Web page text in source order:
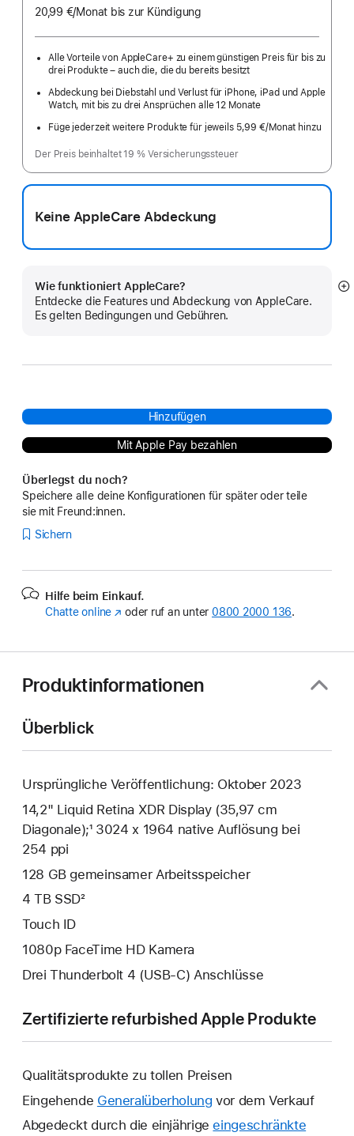
20,99 €/Monat pro
bis zur Kündigung
Alle Vorteile von AppleCare+ zu einem günstigen Preis für bis zu
drei Produkte – auch die, die du bereits besitzt
Abdeckung bei Diebstahl und Verlust für iPhone, iPad und Apple
Watch, mit bis zu drei Ansprüchen alle 12 Monate
Füge jederzeit weitere Produkte für jeweils 5,99 €/Monat hinzu
Der Preis beinhaltet 19 % Versicherungssteuer
Keine AppleCare Abdeckung
Wie funktioniert AppleCare?
Entdecke die Features und Abdeckung von AppleCare.
Es gelten Bedingungen und Gebühren.
Hinzufügen
Mit Apple Pay bezahlen
Überlegst du noch?
Speichere alle deine Konfigurationen für später oder teile
sie mit Freund:innen.
Sichern
Hilfe beim Einkauf.
Chatte online (Öffnet
oder ruf an unter 0800 2000 136.
Produktinformationen
Überblick
Ursprüngliche Veröffentlichung: Oktober 2023
14,2" Liquid Retina XDR Display (35,97 cm
Diagonale);¹ 3024 x 1964 native Auflösung bei
254 ppi
128 GB gemeinsamer Arbeits­speicher
4 TB SSD²
Touch ID
1080p FaceTime HD Kamera
Drei Thunderbolt 4 (USB‑C) Anschlüsse
Zertifizierte refurbished Apple Produkte
Qualitätsprodukte zu tollen Preisen
Eingehende Generalüberholung vor dem Verkauf
Abgedeckt durch die einjährige eingeschränkte